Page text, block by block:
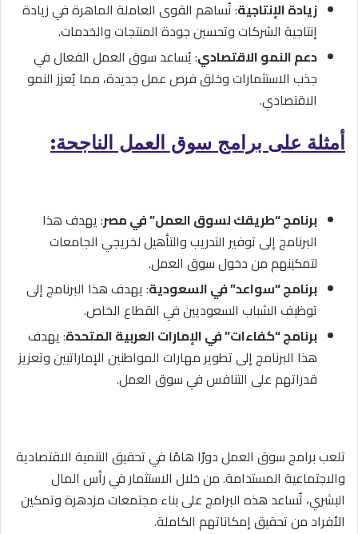
زيادة الإنتاجية: تُساهم القوى العاملة الماهرة في زيادة
إنتاجية الشركات وتحسين جودة المنتجات والخدمات.
دعم النمو الاقتصادي: يُساعد سوق العمل الفعال في
جذب الاستثمارات وخلق فرص عمل جديدة، مما يُعزز النمو
الاقتصادي.
أمثلة على برامج سوق العمل الناجحة:
برنامج “طريقك لسوق العمل” في مصر: يهدف هذا
البرنامج إلى توفير التدريب والتأهيل لخريجي الجامعات
لتمكينهم من دخول سوق العمل.
برنامج “سواعد” في السعودية: يهدف هذا البرنامج إلى
توظيف الشباب السعوديين في القطاع الخاص.
برنامج “كفاءات” في الإمارات العربية المتحدة: يهدف
هذا البرنامج إلى تطوير مهارات المواطنين الإماراتيين وتعزيز
قدراتهم على التنافس في سوق العمل.
تلعب برامج سوق العمل دورًا هامًا في تحقيق التنمية الاقتصادية
والاجتماعية المستدامة. من خلال الاستثمار في رأس المال
البشري، تُساعد هذه البرامج على بناء مجتمعات مزدهرة وتمكين
الأفراد من تحقيق إمكاناتهم الكاملة.